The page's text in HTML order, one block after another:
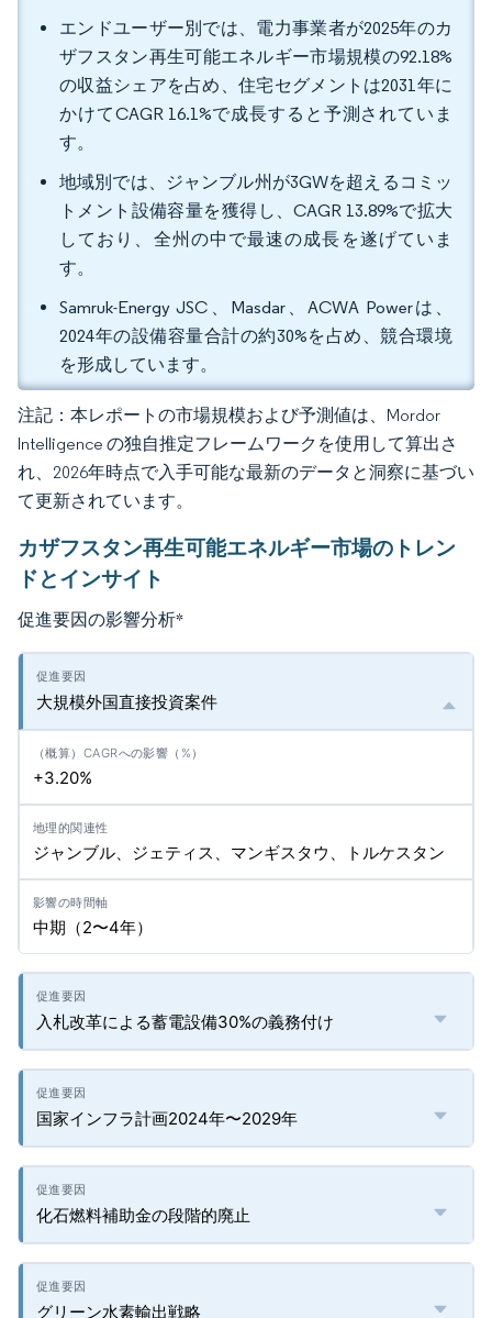
エンドユーザー別では、電力事業者が2025年のカ
ザフスタン再生可能エネルギー市場規模の92.18%
の収益シェアを占め、住宅セグメントは2031年に
かけてCAGR 16.1%で成長すると予測されていま
す。
地域別では、ジャンブル州が3GWを超えるコミッ
トメント設備容量を獲得し、CAGR 13.89%で拡大
しており、全州の中で最速の成長を遂げていま
す。
Samruk-Energy JSC、Masdar、ACWA Powerは、
2024年の設備容量合計の約30%を占め、競合環境
を形成しています。
注記：本レポートの市場規模および予測値は、Mordor
Intelligence の独自推定フレームワークを使用して算出さ
れ、2026年時点で入手可能な最新のデータと洞察に基づい
て更新されています。
カザフスタン再生可能エネルギー市場のトレン
ドとインサイト
促進要因の影響分析*
大規模外国直接投資案件
+3.20%
ジャンブル、ジェティス、マンギスタウ、トルケスタン
中期（2〜4年）
入札改革による蓄電設備30%の義務付け
国家インフラ計画2024年〜2029年
化石燃料補助金の段階的廃止
グリーン水素輸出戦略